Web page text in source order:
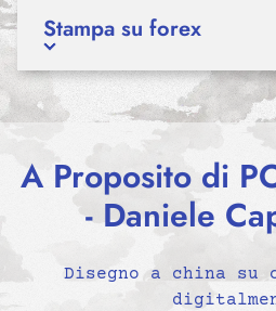
Stampa su forex
A Proposito di
- Daniele
Disegno a china su